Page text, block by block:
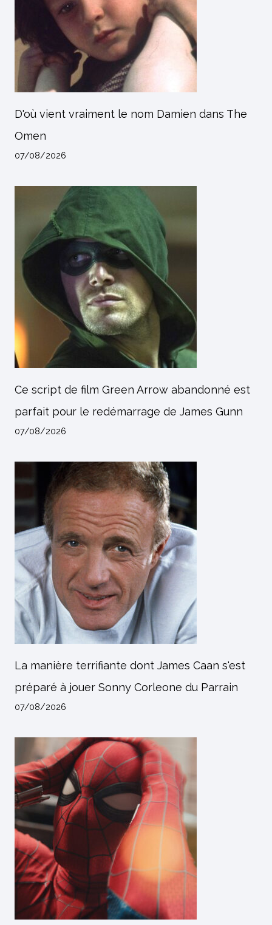
D'où vient vraiment le nom Damien dans The
Omen
07/08/2026
Ce script de film Green Arrow abandonné est
parfait pour le redémarrage de James Gunn
07/08/2026
La manière terrifiante dont James Caan s'est
préparé à jouer Sonny Corleone du Parrain
07/08/2026